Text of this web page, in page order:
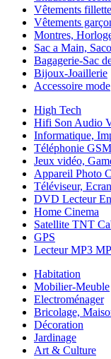
Vêtements
Vêtements
Montres,
Sac a Main,
Bagagerie-Sac
Bijoux-Joaillerie
Accessoire mode
High Tech
Hifi Son Audio
Informatique,
Téléphonie GSM
Jeux vidéo,
Appareil Photo
Téléviseur,
DVD Lecteur
Home Cinema
Satellite TNT
GPS
Lecteur MP3
Habitation
Mobilier-Meuble
Electroménager
Bricolage,
Décoration
Jardinage
Art & Culture